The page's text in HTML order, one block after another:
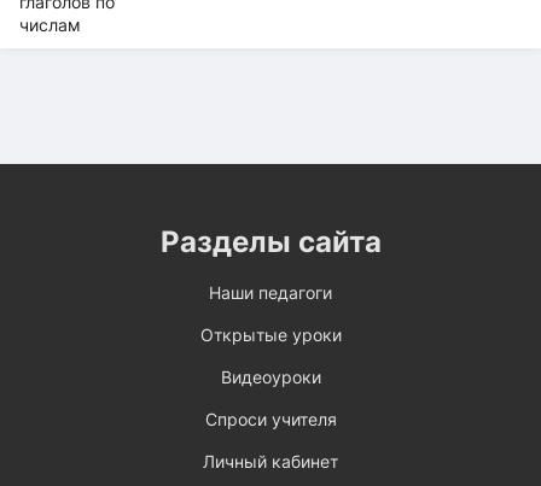
Разделы сайта
Наши педагоги
Открытые уроки
Видеоуроки
Спроси учителя
Личный кабинет